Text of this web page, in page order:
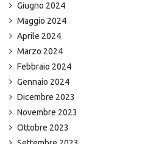
Giugno 2024
Maggio 2024
Aprile 2024
Marzo 2024
Febbraio 2024
Gennaio 2024
Dicembre 2023
Novembre 2023
Ottobre 2023